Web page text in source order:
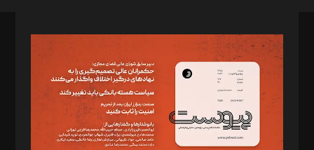
مدیر مسئول: محمدباقر اثنی‌عشری
سردبیر: مهرک محمودی
دبیر تحریریه: میثم قاسمی
د‌بیر ناداستان: سمانه سمیع
د‌بیر خدمت و تجارت: ابوالفضل رجبی
د‌بیر حقوق فناوری: حسام‌الدین ایپکچی